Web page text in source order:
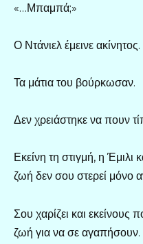
«…Μπαμπά;»
Ο Ντάνιελ έμεινε ακίνητος.
Τα μάτια του βούρκωσαν.
Δεν χρειάστηκε να πουν
Εκείνη τη στιγμή, η Έμιλι
ζωή δεν σου στερεί μόνο
Σου χαρίζει και εκείνους
ζωή για να σε αγαπήσουν.